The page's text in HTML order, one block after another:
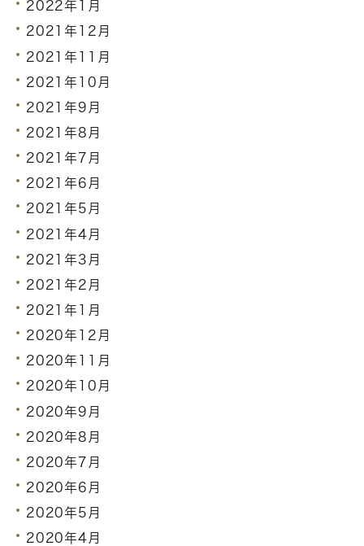
2022年1月
2021年12月
2021年11月
2021年10月
2021年9月
2021年8月
2021年7月
2021年6月
2021年5月
2021年4月
2021年3月
2021年2月
2021年1月
2020年12月
2020年11月
2020年10月
2020年9月
2020年8月
2020年7月
2020年6月
2020年5月
2020年4月